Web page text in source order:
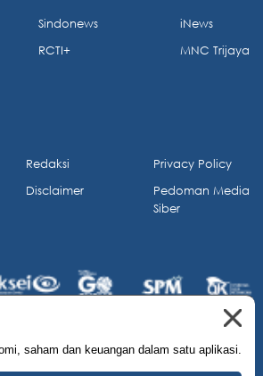
saham dan keuangan dalam satu aplikasi.
Sindonews
RCTI+
iNews
MNC Trijaya
Redaksi
Disclaimer
Privacy Policy
Pedoman Media
Siber
Channel. All Rights Reserved.